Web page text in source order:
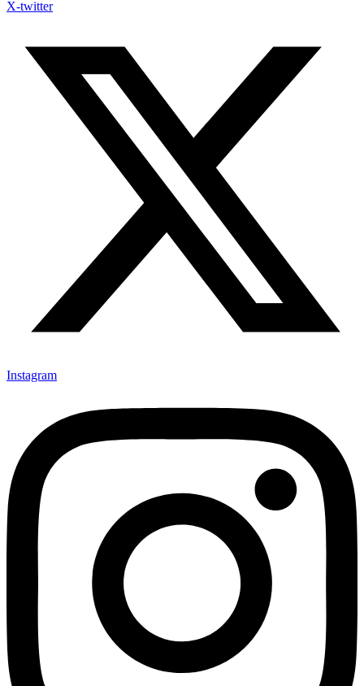
X-twitter
Instagram